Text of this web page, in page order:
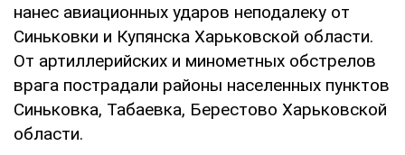
нанес авиационных ударов неподалеку от
Синьковки и Купянска Харьковской области.
От артиллерийских и минометных обстрелов
врага пострадали районы населенных пунктов
Синьковка, Табаевка, Берестово Харьковской
области.